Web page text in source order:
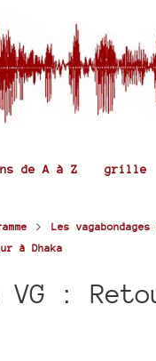
de A à Z grille
> Les
à Dhaka
VG :